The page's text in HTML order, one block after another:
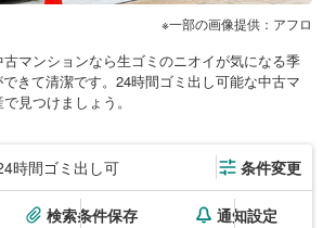
一部の画像提供：アフロ
マンションなら生ゴミのニオイが気になる季
きて清潔です。24時間ゴミ出し可能な中古マ
見つけましょう。
時間ゴミ出し可 条件変更
検索条件保存 通知設定